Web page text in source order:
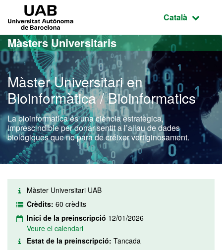
Ves al contingut principal
Ves a la navegació de la pàgina
Idioma
Català
Màsters Universitaris
Màster Universitari en
Bioinformàtica / Bioinformatics
La bioinformàtica és una ciència estratègica,
imprescindible per donar sentit a l’allau de dades
biològiques que no para de créixer vertiginosament.
Màster Universitari UAB
Crèdits: 60 crèdits
Inici de la preinscripció 12/01/2026
Veure el calendari
Estat de la preinscripció: Tancada